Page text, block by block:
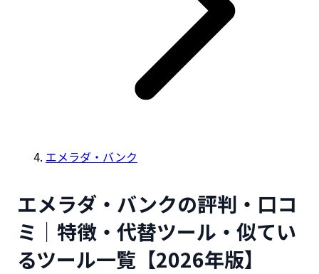
エメラダ・バンク
エメラダ・バンクの評判・口コ
ミ｜特徴・代替ツール・似てい
るツール一覧【2026年版】